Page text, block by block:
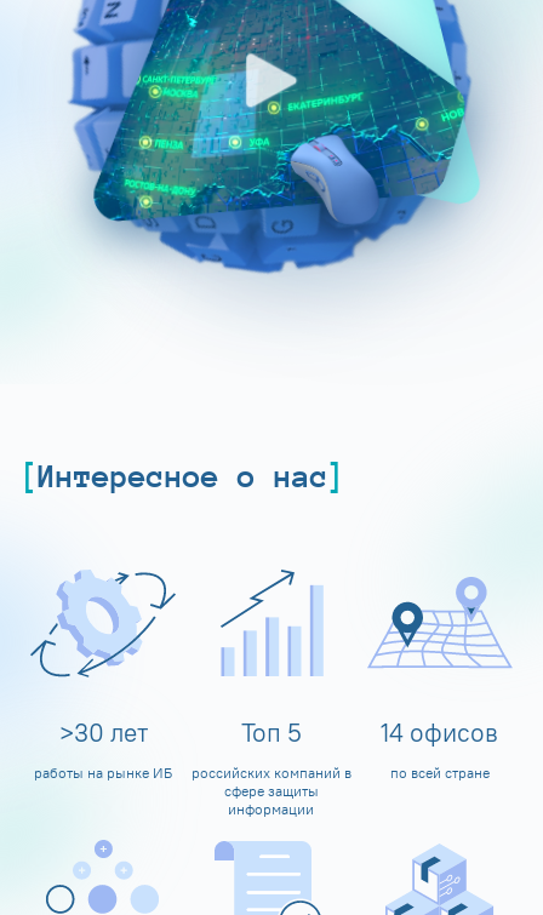
Интересное о нас
>30 лет
работы на рынке ИБ
Топ 5
российских компаний в
сфере защиты
информации
14 офисов
по всей стране